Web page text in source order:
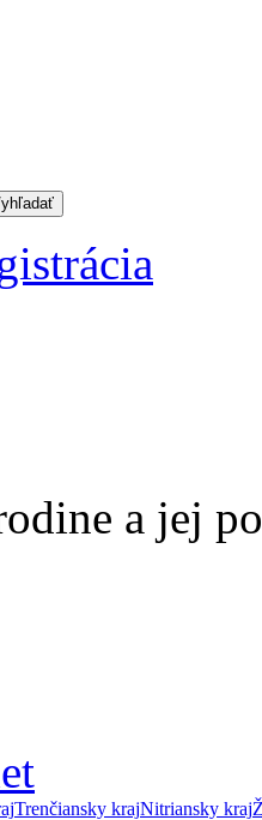
a jej
Trenčiansky krajNitriansky kraj